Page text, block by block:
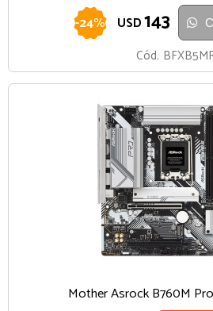
-24% USD143
Cód.
Mother Asrock B760M